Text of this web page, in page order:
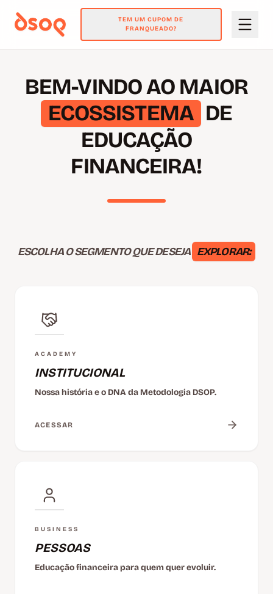
TEM UM CUPOM DE
FRANQUEADO?
BEM-VINDO AO MAIOR
ECOSSISTEMA DE
EDUCAÇÃO
FINANCEIRA!
ESCOLHA O SEGMENTO QUE DESEJA EXPLORAR:
ACADEMY
INSTITUCIONAL
Nossa história e o DNA da Metodologia DSOP.
ACESSAR
BUSINESS
PESSOAS
Educação financeira para quem quer evoluir.